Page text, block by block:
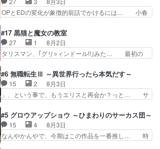
も家族や大切な人はいるけど、… 白シャツが作業
着みたいなもんなんですかね…
さん、腕フェチなんですね笑最近まじ… 佐々木が
ガラケーからスマホに変えるって、… もうドラマ
ゃわない？佐々木さんの優しさ… 先行で見た時よ
り2人のやり取りに癒しを感… ABEMA版の7〜8
話佐々木が実年齢以上…
OPとEDの変化が象徴的前話でかけるには… 小春
か、こんな風に見えてるのかぁ。かける… 完全な
両片思いになりましたねぇ…OPとE… 余計な物
は描かず白く靄がかった小春ちゃん… 光も感じな
い完全な盲目なんやね…おめかし… 母役に能登さ
も描かれていて良かった本当… 股に海豚を挟み水
上バスでの会話を反芻…恋… OPEDとも無人バー
ジョンから主人公２人…
#17 黒猫と魔女の教室
27 1
8月2日
タリスマン、｢グリ○ィンドール!!｣みた… 最初の
ホントスピカが大好きだよね。ツン… 一等級ポテ
ンシャルのアリアちゃん可愛くて… そういや、ア
リアは能力は最上級のくせに、… とうとうアリア
と直接競う場がきたこれまで… 毎度ながらのスピ
マン趣味ダダ漏れで好き… 期末試験が始まろうと
しておりスピカは対策… 能力鑑定胸像タリスマン
氏容姿も評価してし…
#6 無職転生Ⅲ ～異世界行ったら本気だす～
15 2
8月3日
」、という事で、もうエリスと再会か？っと… サ
関係の清算が粛々と進められているサラ… サラと
の関係に対して完全に「昔の女」とし… ルーシー
にデレるルディが完全に親バカで微… サラとは会
ってほしいちゃんとした別れ方し… サラは未練0
#5 グロウアップショウ ～ひまわりのサーカス団～
15 4
8月3日
なんやかんやで、今期はこの作品を一番推し… 時